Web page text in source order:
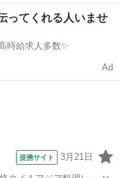
ってくれる人いませ
不要！高時給求人多数✨
Ad
提携サイト 3月21日